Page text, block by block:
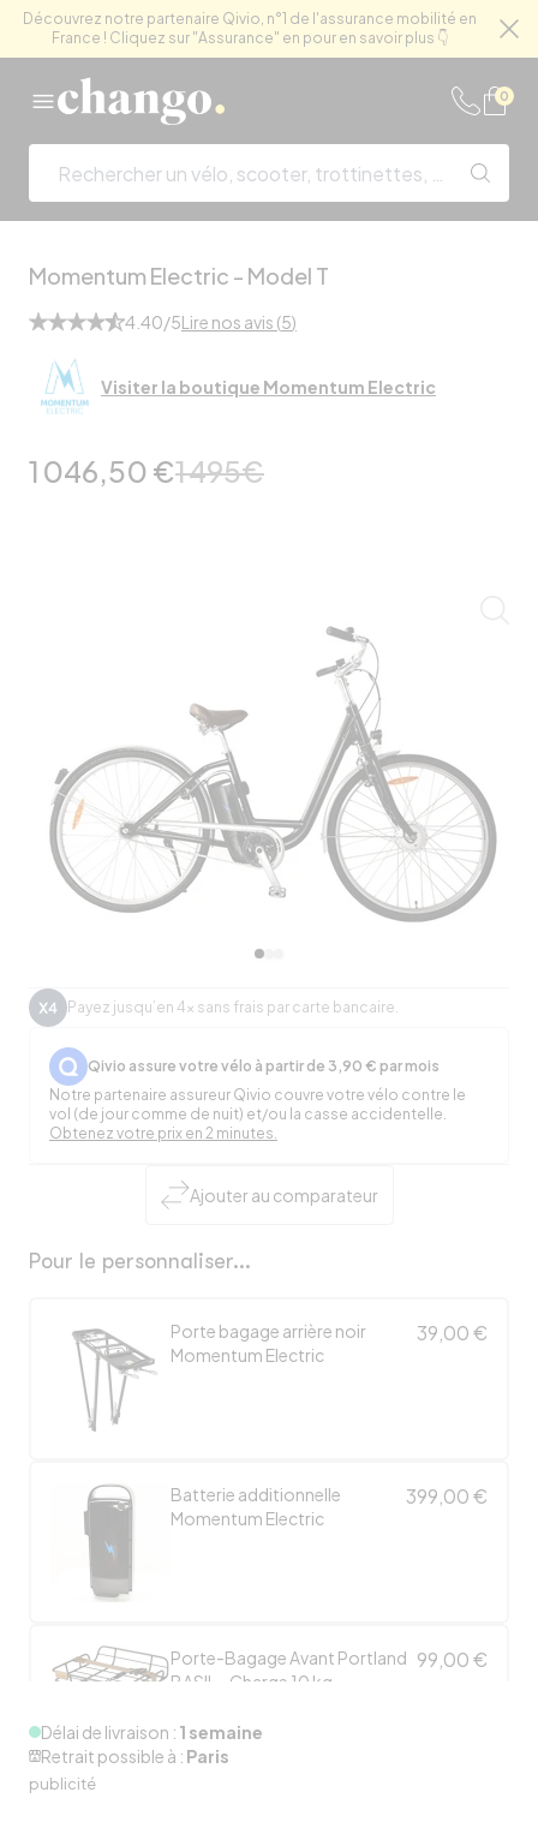
Découvrez notre partenaire Qivio, n°1 de l'assurance mobilité en
France ! Cliquez sur "Assurance" en pour en savoir plus 👇
0
Momentum Electric - Model T
4.40/5Lire nos avis (5)
Visiter la boutique Momentum Electric
1 046,50 €1 495€
Payez jusqu’en 4x sans frais par carte bancaire.
Qivio assure votre vélo à partir de 3,90 € par mois
Notre partenaire assureur Qivio couvre votre vélo contre le
vol (de jour comme de nuit) et/ou la casse accidentelle.
Obtenez votre prix en 2 minutes.
Ajouter au comparateur
Pour le personnaliser...
Porte bagage arrière noir
Momentum Electric
39,00 €
Batterie additionnelle
Momentum Electric
399,00 €
Porte-Bagage Avant Portland
BASIL - Charge 10 kg
99,00 €
Délai de livraison : 1 semaine
Retrait possible à : Paris
publicité